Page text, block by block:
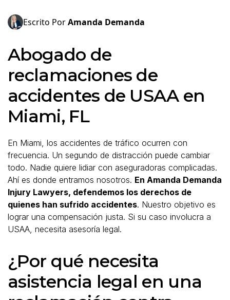
Escrito PorAmanda Demanda
Abogado de
reclamaciones de
accidentes de USAA en
Miami, FL
En Miami, los accidentes de tráfico ocurren con
frecuencia. Un segundo de distracción puede cambiar
todo. Nadie quiere lidiar con aseguradoras complicadas.
Ahí es donde entramos nosotros. En Amanda Demanda
Injury Lawyers, defendemos los derechos de
quienes han sufrido accidentes. Nuestro objetivo es
lograr una compensación justa. Si su caso involucra a
USAA, necesita asesoría legal.
¿Por qué necesita
asistencia legal en una